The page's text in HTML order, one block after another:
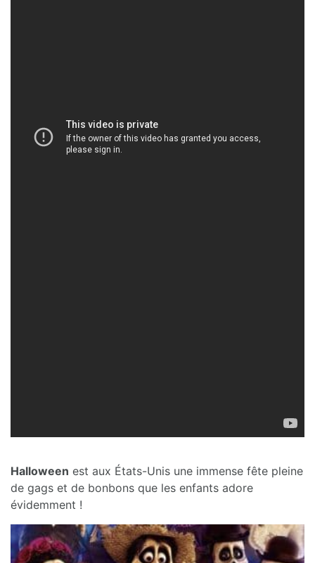
Halloween est aux États-Unis une immense fête pleine
de gags et de bonbons que les enfants adore
évidemment !